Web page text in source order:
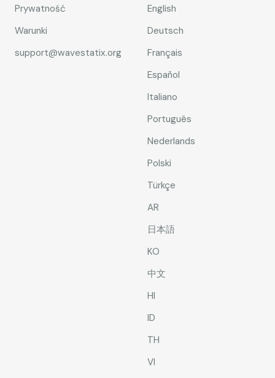
Prywatność
Warunki
support@wavestatix.org
English
Deutsch
Français
Español
Italiano
Português
Nederlands
Polski
Türkçe
AR
日本語
KO
中文
HI
ID
TH
VI